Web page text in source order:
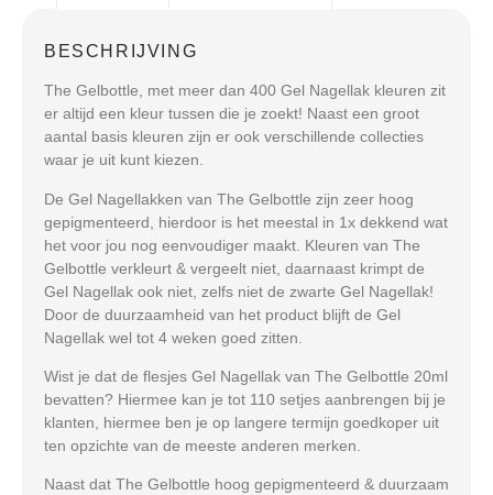
BESCHRIJVING
The Gelbottle, met meer dan 400 Gel Nagellak kleuren zit
er altijd een kleur tussen die je zoekt! Naast een groot
aantal basis kleuren zijn er ook verschillende collecties
waar je uit kunt kiezen.
De Gel Nagellakken van The Gelbottle zijn zeer hoog
gepigmenteerd, hierdoor is het meestal in 1x dekkend wat
het voor jou nog eenvoudiger maakt. Kleuren van The
Gelbottle verkleurt & vergeelt niet, daarnaast krimpt de
Gel Nagellak ook niet, zelfs niet de zwarte Gel Nagellak!
Door de duurzaamheid van het product blijft de Gel
Nagellak wel tot 4 weken goed zitten.
Wist je dat de flesjes Gel Nagellak van The Gelbottle 20ml
bevatten? Hiermee kan je tot 110 setjes aanbrengen bij je
klanten, hiermee ben je op langere termijn goedkoper uit
ten opzichte van de meeste anderen merken.
Naast dat The Gelbottle hoog gepigmenteerd & duurzaam